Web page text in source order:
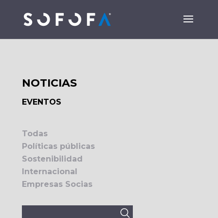
NOTICIAS
EVENTOS
Todas
Políticas públicas
Sostenibilidad
Internacional
Empresas Socias